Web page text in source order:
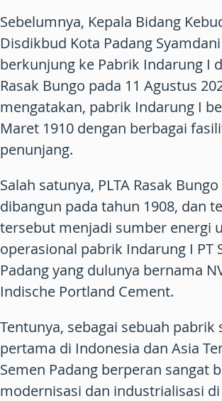
Sebelumnya, Kepala Bidang
Disdikbud Kota Padang
berkunjung ke Pabrik Indarung I
Rasak Bungo pada 11 Agustus
mengatakan, pabrik Indarung I
Maret 1910 dengan berbagai
penunjang.
Salah satunya, PLTA Rasak
dibangun pada tahun 1908, dan
tersebut menjadi sumber energi
operasional pabrik Indarung I PT
Padang yang dulunya bernama
Indische Portland Cement.
Tentunya, sebagai sebuah pabrik
pertama di Indonesia dan Asia
Semen Padang berperan sangat
modernisasi dan industrialisasi